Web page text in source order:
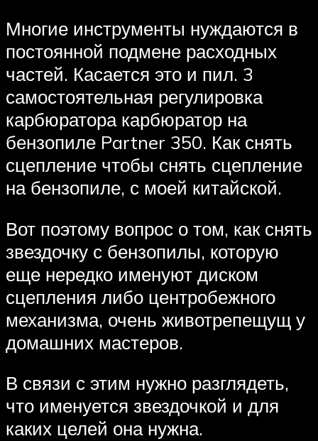
Многие инструменты нуждаются в
постоянной подмене расходных
частей. Касается это и пил. 3
самостоятельная регулировка
карбюратора карбюратор на
бензопиле Partner 350. Как снять
сцепление чтобы снять сцепление
на бензопиле, с моей китайской.
Вот поэтому вопрос о том, как снять
звездочку с бензопилы, которую
еще нередко именуют диском
сцепления либо центробежного
механизма, очень животрепещущ у
домашних мастеров.
В связи с этим нужно разглядеть,
что именуется звездочкой и для
каких целей она нужна.